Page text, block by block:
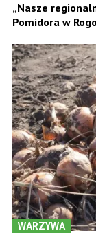
„Nasze
Pomidora w
WARZYWA